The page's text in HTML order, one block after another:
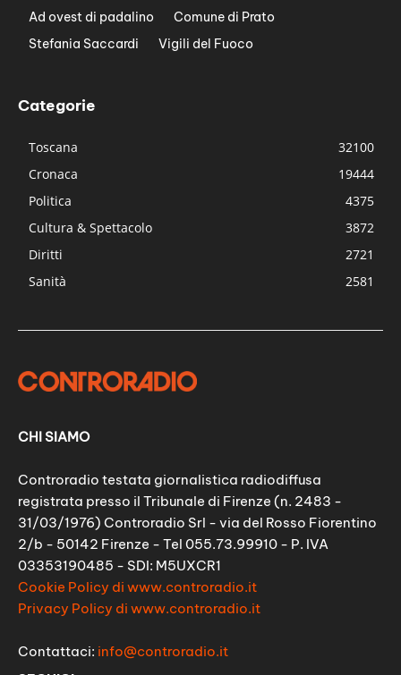
Ad ovest di padalino
Comune di Prato
Stefania Saccardi
Vigili del Fuoco
Categorie
Toscana
32100
Cronaca
19444
Politica
4375
Cultura & Spettacolo
3872
Diritti
2721
Sanità
2581
CHI SIAMO
Controradio testata giornalistica radiodiffusa
registrata presso il Tribunale di Firenze (n. 2483 -
31/03/1976) Controradio Srl - via del Rosso Fiorentino
2/b - 50142 Firenze - Tel 055.73.99910 - P. IVA
03353190485 - SDI: M5UXCR1
Cookie Policy di www.controradio.it
Privacy Policy di www.controradio.it
Contattaci: info@controradio.it